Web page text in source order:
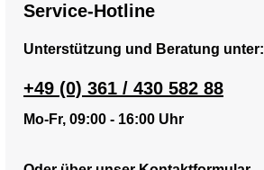
Service-Hotline
Unterstützung und Beratung unter:
+49 (0) 361 / 430 582 88
Mo-Fr, 09:00 - 16:00 Uhr